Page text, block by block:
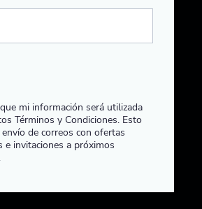
mi información será utilizada
Términos y Condiciones. Esto
de correos con ofertas
e invitaciones a próximos